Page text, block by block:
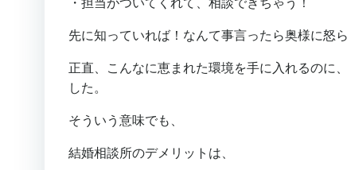
先に知っていれば！なんて事言ったら奥様に怒
正直、こんなに恵まれた環境を手に入れるのに
した。
そういう意味でも、
結婚相談所のデメリットは、